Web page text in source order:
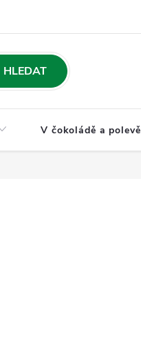
HLEDAT
V čokoládě a polevě